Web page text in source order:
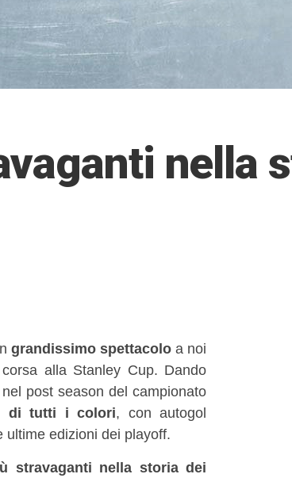
nella
grandissimo spettacolo a noi
alla Stanley Cup. Dando
post season del campionato
di tutti i colori, con autogol
edizioni dei playoff.
stravaganti nella storia dei